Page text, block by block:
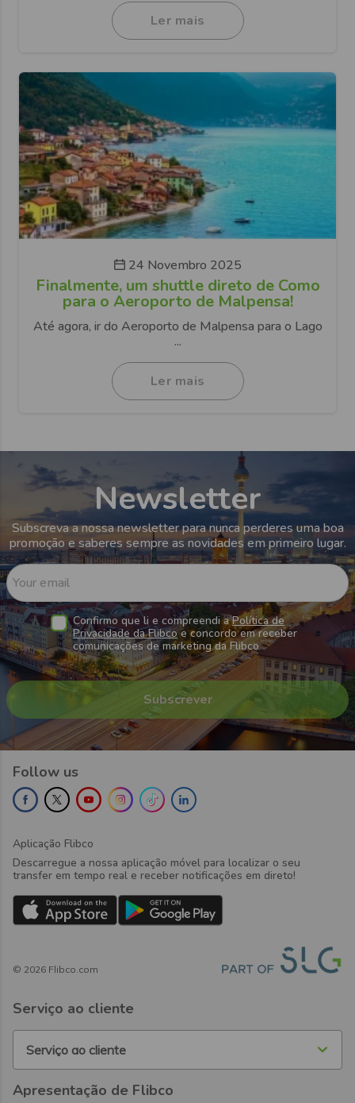
Ler mais
24 Novembro 2025
Finalmente, um shuttle direto de Como
para o Aeroporto de Malpensa!
Até agora, ir do Aeroporto de Malpensa para o Lago
...
Ler mais
Newsletter
Subscreva a nossa newsletter para nunca perderes uma boa
promoção e saberes sempre as novidades em primeiro lugar.
Your email
Confirmo que li e compreendi aPolítica de
Privacidade da Flibcoe concordo em receber
comunicações de marketing da Flibco
Follow us
Aplicação Flibco
Descarregue a nossa aplicação móvel para localizar o seu
transfer em tempo real e receber notificações em direto!
© 2026 Flibco.com
Serviço ao cliente
Serviço ao cliente
Apresentação de Flibco